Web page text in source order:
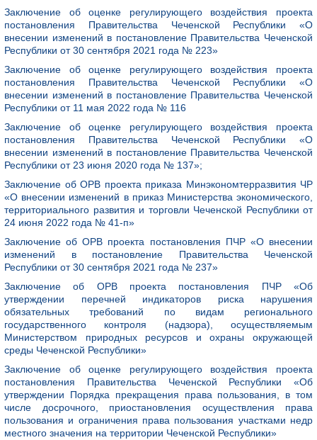
Заключение об оценке регулирующего воздействия проекта
постановления Правительства Чеченской Республики «О
внесении изменений в постановление Правительства Чеченской
Республики от 30 сентября 2021 года № 223»
Заключение об оценке регулирующего воздействия проекта
постановления Правительства Чеченской Республики «О
внесении изменений в постановление Правительства Чеченской
Республики от 11 мая 2022 года № 116
Заключение об оценке регулирующего воздействия проекта
постановления Правительства Чеченской Республики «О
внесении изменений в постановление Правительства Чеченской
Республики от 23 июня 2020 года № 137»;
Заключение об ОРВ проекта приказа Минэкономтерразвития ЧР
«О внесении изменений в приказ Министерства экономического,
территориального развития и торговли Чеченской Республики от
24 июня 2022 года № 41-п»
Заключение об ОРВ проекта постановления ПЧР «О внесении
изменений в постановление Правительства Чеченской
Республики от 30 сентября 2021 года № 237»
Заключение об ОРВ проекта постановления ПЧР «Об
утверждении перечней индикаторов риска нарушения
обязательных требований по видам регионального
государственного контроля (надзора), осуществляемым
Министерством природных ресурсов и охраны окружающей
среды Чеченской Республики»
Заключение об оценке регулирующего воздействия проекта
постановления Правительства Чеченской Республики «Об
утверждении Порядка прекращения права пользования, в том
числе досрочного, приостановления осуществления права
пользования и ограничения права пользования участками недр
местного значения на территории Чеченской Республики»